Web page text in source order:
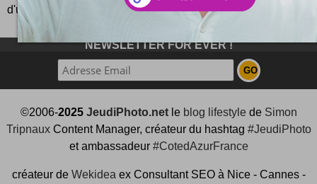
d'un ours polaire. On peut y...
NEWSLETTER FOR EVER !
©2006-2025 JeudiPhoto.netle blog lifestylede Simon
TripnauxContent Manager, créateur du hashtag #JeudiPhoto
et ambassadeur #CotedAzurFrance
créateur de Wekidea ex Consultant SEO à Nice - Cannes -